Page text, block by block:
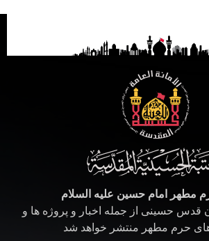
مطهر امام حسین علیه السلام
قدس حسینی از جمله اخبار و پروژه ها و
حرم مطهر منتشر خواهد شد